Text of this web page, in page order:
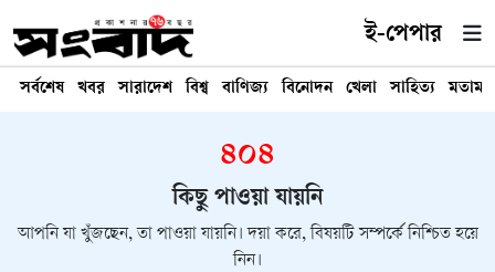
ই-পেপার
সর্বশেষ খবর সারাদেশ বিশ্ব বাণিজ্য বিনোদন খেলা সাহিত্য মতামত
৪০৪
কিছু পাওয়া যায়নি
আপনি যা খুঁজছেন, তা পাওয়া যায়নি। দয়া করে, বিষয়টি সম্পর্কে নিশ্চিত হয়ে
নিন।